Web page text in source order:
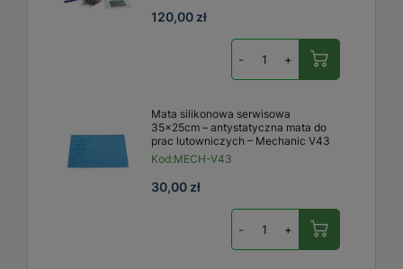
120,00 zł
- +
Mata silikonowa serwisowa
35x25cm – antystatyczna mata do
prac lutowniczych – Mechanic V43
Kod:MECH-V43
30,00 zł
- +